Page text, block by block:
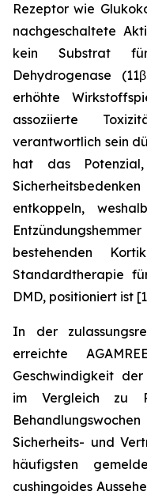
Rezeptor wie
nachgeschaltete
kein Substrat
Dehydrogenase
erhöhte
assoziierte
verantwortlich sein
hat das
entkoppeln,
bestehenden
Standardtherapie
DMD, positioniert ist
In der
erreichte
Geschwindigkeit
im Vergleich zu
Sicherheits- und
häufigsten
cushingoides